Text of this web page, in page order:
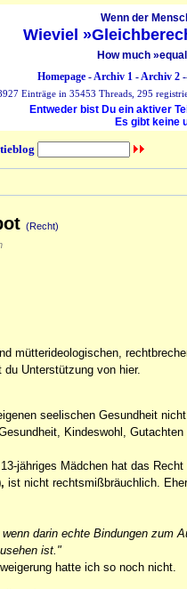
Wenn der
Wieviel
How much
Homepage-Archiv 1-Archiv 2
Einträge in 35453 Threads, 295
Entweder bist Du ein aktiver
Es gibt keine
(Recht)
mütterideologischen,
Unterstützung von hier.
seelischen Gesundheit
Kindeswohl, Gutachten
jähriges Mädchen hat das
ist nicht rechtsmißbräuchlich.
darin echte Bindungen zum
ist."
hatte ich so noch nicht.